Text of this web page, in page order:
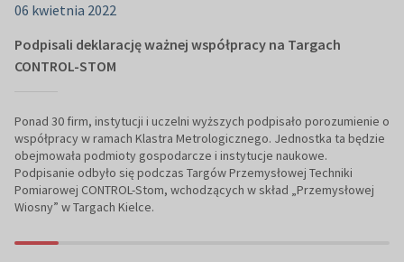
06 kwietnia 2022
Podpisali deklarację ważnej współpracy na Targach
CONTROL-STOM
Ponad 30 firm, instytucji i uczelni wyższych podpisało porozumienie o
współpracy w ramach Klastra Metrologicznego. Jednostka ta będzie
obejmowała podmioty gospodarcze i instytucje naukowe.
Podpisanie odbyło się podczas Targów Przemysłowej Techniki
Pomiarowej CONTROL-Stom, wchodzących w skład „Przemysłowej
Wiosny” w Targach Kielce.